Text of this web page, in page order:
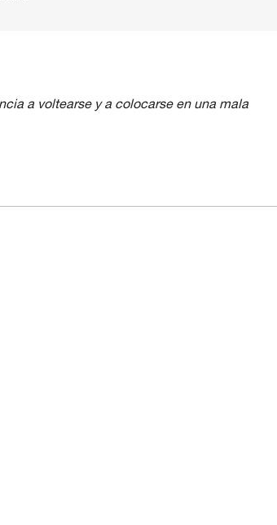
a voltearse y a colocarse en una mala